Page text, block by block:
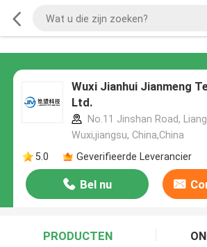
Wuxi Jianhui Jianmeng
Ltd.
No.11 Jinshan Road,
Wuxi,jiangsu, China,China
5.0
Geverifieerde Leverancier
Bel nu
PRODUCTEN